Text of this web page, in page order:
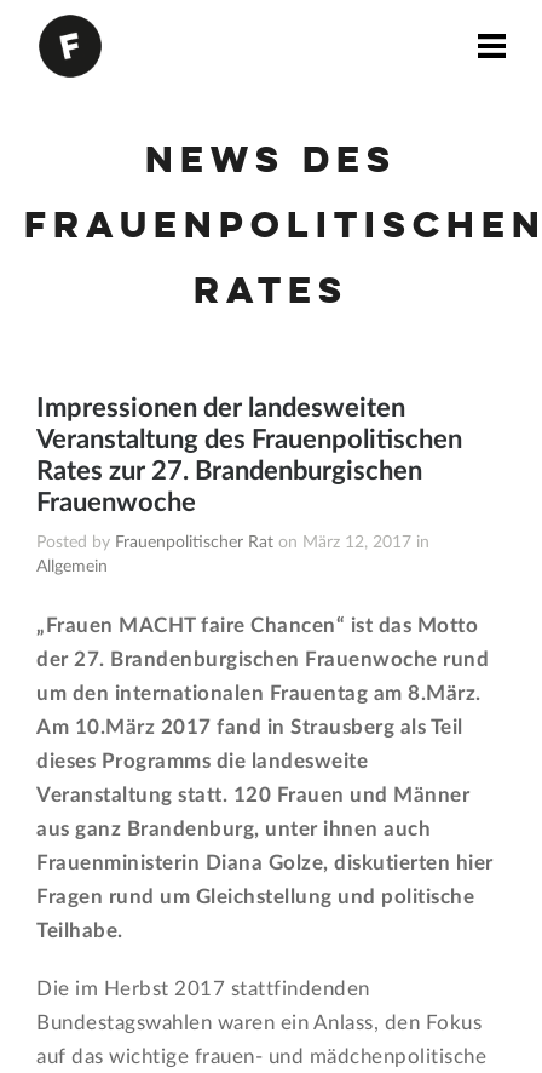
News des
Rates
Impressionen der landesweiten
Veranstaltung des Frauenpolitischen
Rates zur 27. Brandenburgischen
Frauenwoche
Posted by Frauenpolitischer Rat on März 12, 2017 in
Allgemein
„Frauen MACHT faire Chancen“ ist das Motto
der 27. Brandenburgischen Frauenwoche rund
um den internationalen Frauentag am 8.März.
Am 10.März 2017 fand in Strausberg als Teil
dieses Programms die landesweite
Veranstaltung statt. 120 Frauen und Männer
aus ganz Brandenburg, unter ihnen auch
Frauenministerin Diana Golze, diskutierten hier
Fragen rund um Gleichstellung und politische
Teilhabe.
Die im Herbst 2017 stattfindenden
Bundestagswahlen waren ein Anlass, den Fokus
auf das wichtige frauen- und mädchenpolitische